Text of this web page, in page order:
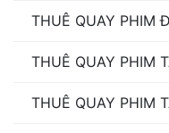
THUÊ QUAY PHIM
THUÊ QUAY PHIM
THUÊ QUAY PHIM